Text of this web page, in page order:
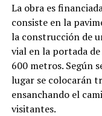
La obra es
consiste en la
la construcción de
vial en la portada
600 metros. Según
lugar se colocarán
ensanchando el
visitantes.